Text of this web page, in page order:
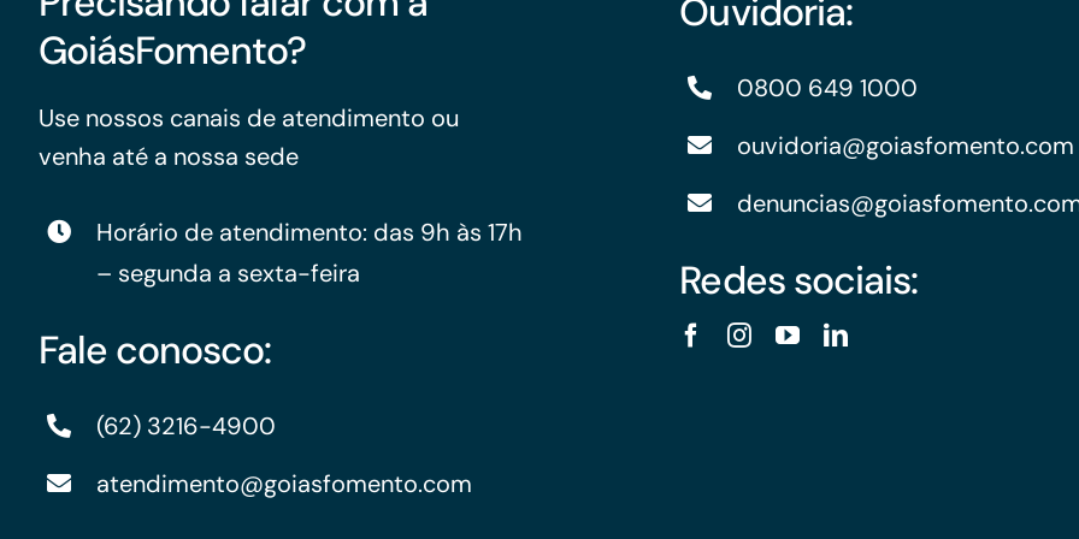
GoiásFomento?
Use nossos canais de atendimento ou
venha até a nossa sede
Horário de atendimento: das 9h às 17h
– segunda a sexta-feira
Fale conosco:
(62) 3216-4900
atendimento@goiasfomento.com
Ouvidoria:
0800 649 1000
ouvidoria@goiasfomento.com
Redes sociais: